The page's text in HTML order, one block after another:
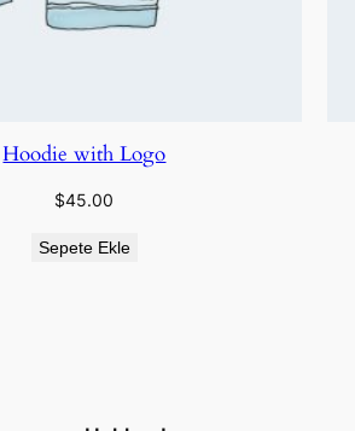
Hoodie with Logo
$45.00
Sepete Ekle